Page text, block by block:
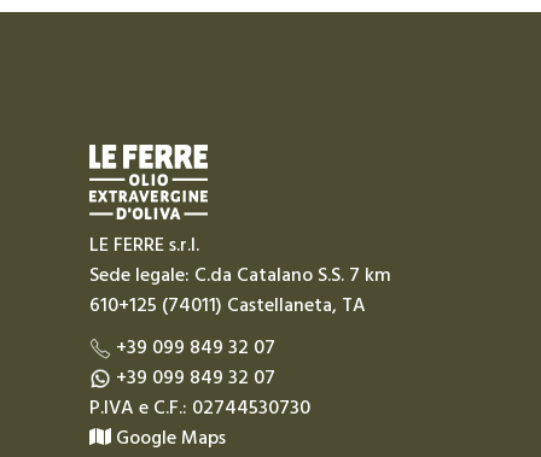
LE FERRE s.r.l.
Sede legale: C.da Catalano S.S. 7 km
610+125 (74011) Castellaneta, TA
+39 099 849 32 07
+39 099 849 32 07
P.IVA e C.F.: 02744530730
Google Maps